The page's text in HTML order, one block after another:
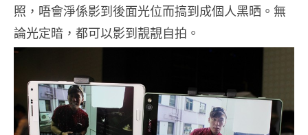
照，唔會淨係影到後面光位而搞到成個人黑晒。無
論光定暗，都可以影到靚靚自拍。